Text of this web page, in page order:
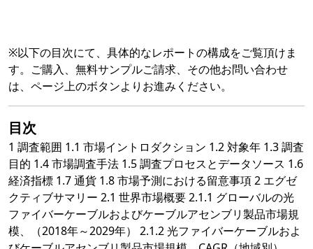
※以下の目次にて、具体的なレポートの構成をご覧頂けま
す。ご購入、無料サンプルご請求、その他お問い合わせ
は、ページ上のボタンよりお進みください。
目次
1 調査範囲 1.1 市場イントロダクション 1.2 対象年 1.3 調査
目的 1.4 市場調査手法 1.5 調査プロセスとデータソース 1.6
経済指標 1.7 通貨 1.8 市場予測における留意事項 2 エグゼ
クティブサマリー 2.1 世界市場概要 2.1.1 グローバルの光
ファイバーケーブルおよびケーブルアセンブリ製品市場規
模、（2018年～2029年） 2.1.2 光ファイバーケーブルおよ